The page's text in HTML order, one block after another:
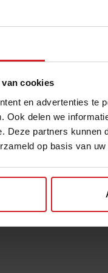
cookies
en advertenties te
Ook delen we
Deze partners
op basis van
een slotdag.
een half jaar elkaar
afspiegeling van de
Wil je meer leren
contact te komen
is de YFM Academie